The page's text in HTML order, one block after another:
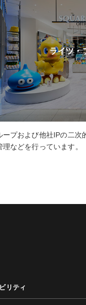
ライツ・
ープおよび他社IPの二次
理などを行っています。
リティ